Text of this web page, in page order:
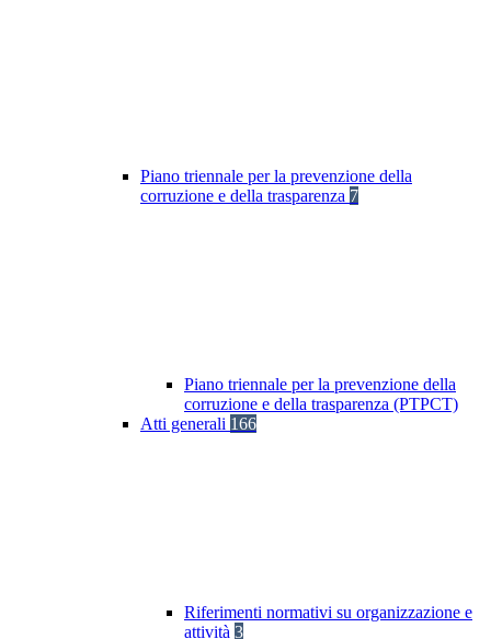
Piano triennale per la prevenzione della
corruzione e della trasparenza 7
Piano triennale per la prevenzione della
corruzione e della trasparenza (PTPCT)
Atti generali 166
Riferimenti normativi su organizzazione e
attività 3